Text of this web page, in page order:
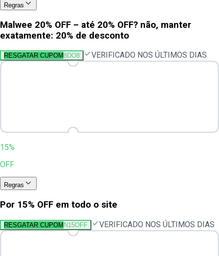
Regras
Malwee 20% OFF – até 20% OFF? não, manter
exatamente: 20% de desconto
RESGATAR CUPOM8DO8 VERIFICADO NOS ÚLTIMOS DIAS
15%
OFF
Regras
Por 15% OFF em todo o site
RESGATAR CUPOMN15OFF VERIFICADO NOS ÚLTIMOS DIAS